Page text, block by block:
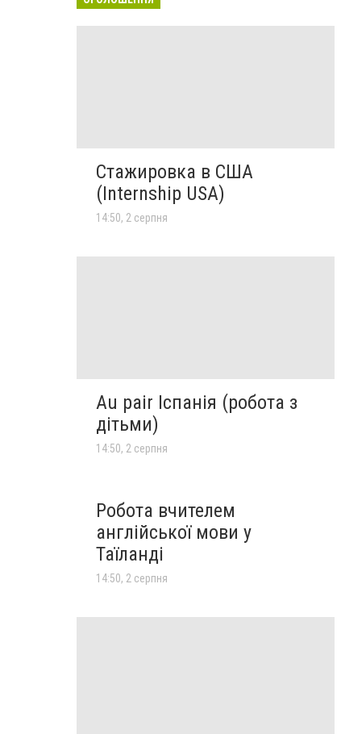
Стажировка в США
(Internship USA)
14:50, 2 серпня
Au pair Іспанія (робота з
дітьми)
14:50, 2 серпня
Робота вчителем
англійської мови у
Таїланді
14:50, 2 серпня